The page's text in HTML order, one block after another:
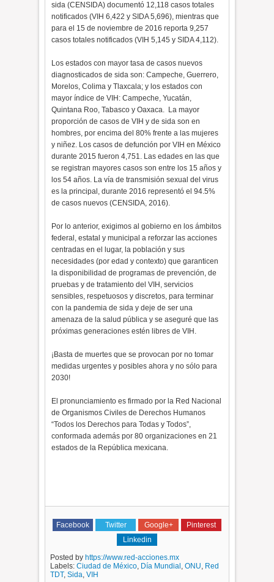
sida (CENSIDA) documentó 12,118 casos totales
notificados (VIH 6,422 y SIDA 5,696), mientras que
para el 15 de noviembre de 2016 reporta 9,257
casos totales notificados (VIH 5,145 y SIDA 4,112).
Los estados con mayor tasa de casos nuevos
diagnosticados de sida son: Campeche, Guerrero,
Morelos, Colima y Tlaxcala; y los estados con
mayor índice de VIH: Campeche, Yucatán,
Quintana Roo, Tabasco y Oaxaca. La mayor
proporción de casos de VIH y de sida son en
hombres, por encima del 80% frente a las mujeres
y niñez. Los casos de defunción por VIH en México
durante 2015 fueron 4,751. Las edades en las que
se registran mayores casos son entre los 15 años y
los 54 años. La vía de transmisión sexual del virus
es la principal, durante 2016 representó el 94.5%
de casos nuevos (CENSIDA, 2016).
Por lo anterior, exigimos al gobierno en los ámbitos
federal, estatal y municipal a reforzar las acciones
centradas en el lugar, la población y sus
necesidades (por edad y contexto) que garanticen
la disponibilidad de programas de prevención, de
pruebas y de tratamiento del VIH, servicios
sensibles, respetuosos y discretos, para terminar
con la pandemia de sida y deje de ser una
amenaza de la salud pública y se aseguré que las
próximas generaciones estén libres de VIH.
¡Basta de muertes que se provocan por no tomar
medidas urgentes y posibles ahora y no sólo para
2030!
El pronunciamiento es firmado por la Red Nacional
de Organismos Civiles de Derechos Humanos
“Todos los Derechos para Todas y Todos”,
conformada además por 80 organizaciones en 21
estados de la República mexicana.
Facebook Twitter Google+
Pinterest
Linkedin
Posted by https://www.red-acciones.mx
Labels:Ciudad de México, Día Mundial ,ONU, Red
TDT,Sida,VIH